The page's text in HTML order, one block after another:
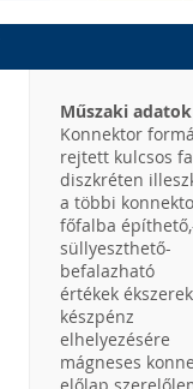
Műszaki adatok
Konnektor
rejtett kulcsos
diszkréten
a többi
főfalba
süllyeszthető-
befalazható
értékek
készpénz
elhelyezésére
mágneses